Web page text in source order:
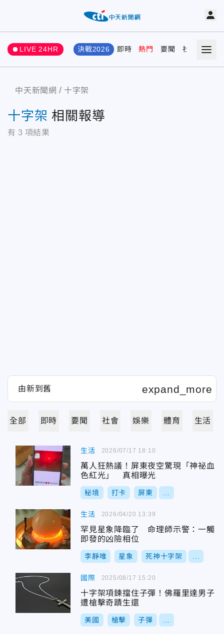
LIVE 24HR 決戰2026 即時 熱門 要聞 社會 娛樂
中天新聞網 十字架
十字架 相關報導
有 3 項結果
全部 即時 要聞 社會 娛樂 體育 生活
生活
萬人狂熱議！屏東夜空驚現「神祕血
色紅光」 真相曝光
秘境 打卡 屏東
2026/07/17 18:10
生活
罕見星象降臨了 命理師示警：一觸
即發的凶險相位
李靜唯 星象 死神十字架
2026/04/20 13:39
國際
十字架項鍊擋住子彈！佛羅里達男子
遭槍擊奇蹟生還
美國 槍擊 子彈
2025/08/17 15:20